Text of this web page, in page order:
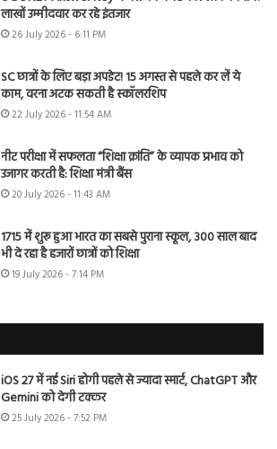
लाखों उम्मीदवार कर रहे इंतजार
26 July 2026 - 6:11 PM
SC छात्रों के लिए बड़ा अपडेट! 15 अगस्त से पहले कर लें ये
काम, वरना अटक सकती है स्कॉलरशिप
22 July 2026 - 11:54 AM
नीट परीक्षा में सफलता “शिक्षा क्रांति” के व्यापक प्रभाव को
उजागर करती है: शिक्षा मंत्री बैंस
20 July 2026 - 11:43 AM
1715 में शुरू हुआ भारत का सबसे पुराना स्कूल, 300 साल बाद
भी दे रहा है हजारों छात्रों को शिक्षा
19 July 2026 - 7:14 PM
iOS 27 में नई Siri होगी पहले से ज्यादा स्मार्ट, ChatGPT और
Gemini को देगी टक्कर
25 July 2026 - 7:52 PM